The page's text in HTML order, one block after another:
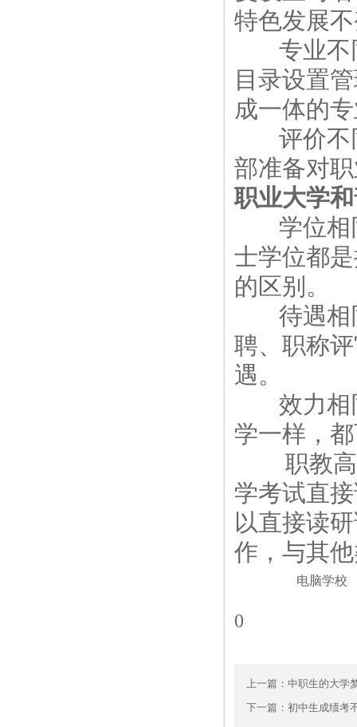
特色发展
专业不同
目录设置
成一体的
评价不同
部准备对
职业大学
学位相同
士学位都
的区别。
待遇相同
聘、职称
遇。
效力相同
学一样，
职教高考
学考试直
以直接读
作，与其
电脑学校
0
上一篇： 中职生的大学
下一篇： 初中生成绩考